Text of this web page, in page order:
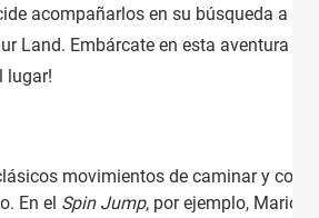
acompañarlos en su búsqueda a
Land. Embárcate en esta aventura de
lugar!
movimientos de caminar y correr,
En el Spin Jump, por ejemplo, Mario se